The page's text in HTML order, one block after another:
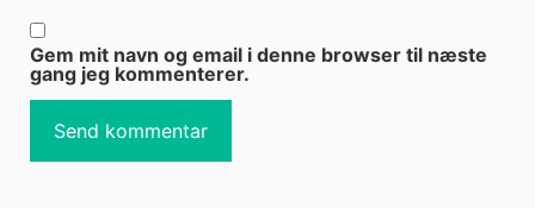
Gem mit navn og email i denne browser til næste
gang jeg kommenterer.